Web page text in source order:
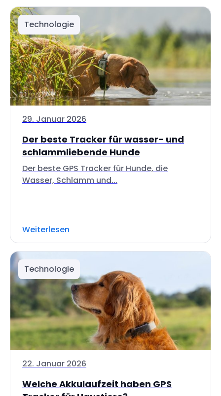
Technologie
29. Januar 2026
Der beste Tracker für wasser- und
schlammliebende Hunde
Der beste GPS Tracker für Hunde, die
Wasser, Schlamm und...
Weiterlesen
Technologie
22. Januar 2026
Welche Akkulaufzeit haben GPS